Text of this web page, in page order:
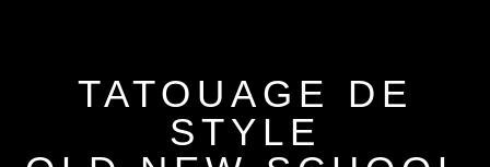
TATOUAGE DE
STYLE